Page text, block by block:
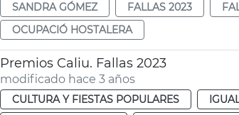
SANDRA GÓMEZ
FALLAS 2023
OCUPACIÓ HOSTALERA
Premios Caliu. Fallas 2023
modificado hace 3 años
CULTURA Y FIESTAS POPULARES